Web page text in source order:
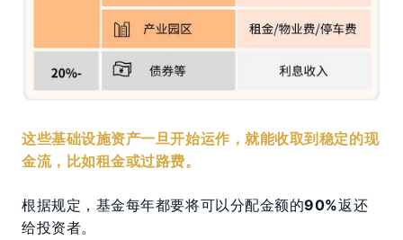
这些基础设施资产一旦开始运作，就能收取到稳定的现
金流，比如租金或过路费。
根据规定，基金每年都要将可以分配金额的90%返还
给投资者。